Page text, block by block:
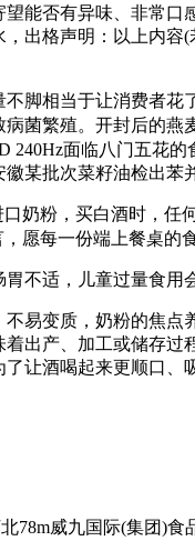
望能否有异味、非常
出格声明：以上内容
相当于让消费者花了
菌繁殖。开封后的
240Hz面临八门五花
某批次菜籽油检出苯
粉，买白酒时，任何
，愿每一份端上餐桌的
适，儿童过量食用会
变质，奶粉的焦点养
出产、加工或储存
让酒喝起来更顺口、
78m威九国际(集团)食